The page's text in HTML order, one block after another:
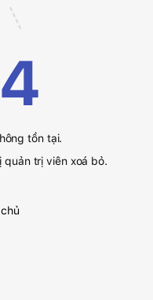
tồn tại.
quản trị viên xoá bỏ.